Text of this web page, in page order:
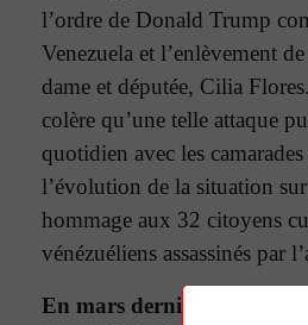
l’ordre de Donald Trump
Venezuela et l’enlèvement
dame et députée, Cilia
colère qu’une telle attaque
quotidien avec les
l’évolution de la situation
hommage aux 32 citoyens
vénézuéliens assassinés par
En mars dernier, Carlos